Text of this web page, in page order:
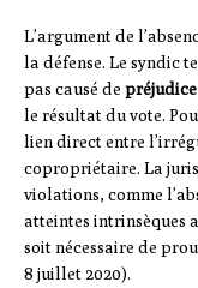
L’argument de
la défense. Le syndic
pas causé de préjudice
le résultat du vote.
lien direct entre
copropriétaire. La
violations, comme
atteintes intrinsèques
soit nécessaire de
8 juillet 2020).